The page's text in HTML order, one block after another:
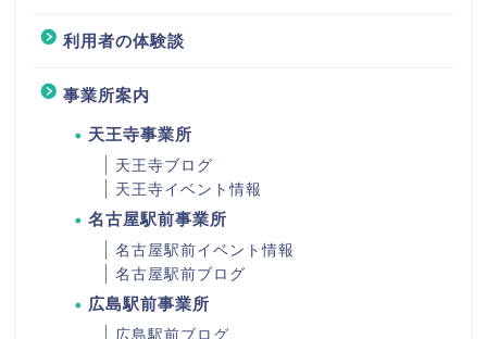
利用者の体験談
事業所案内
天王寺事業所
天王寺ブログ
天王寺イベント情報
名古屋駅前事業所
名古屋駅前イベント情報
名古屋駅前ブログ
広島駅前事業所
広島駅前ブログ